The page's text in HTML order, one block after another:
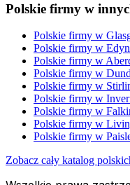
Polskie firmy w
Polskie firmy w
Polskie firmy w
Polskie firmy w
Polskie firmy w
Polskie firmy w
Polskie firmy w
Polskie firmy w
Polskie firmy w
Polskie firmy w
Zobacz cały katalog